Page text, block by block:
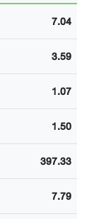
7.04
3.59
1.07
1.50
397.33
7.79